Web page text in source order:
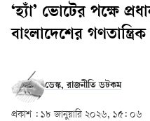
‘হ্যাঁ’ ভোটের পক্ষে
বাংলাদেশের
ডেস্ক, রাজনীতি ডটকম
প্রকাশ : ১৮ জানুয়ারি ২০২৬, ১৫: ০৬